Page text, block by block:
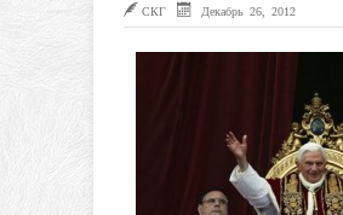
СКГ Декабрь 26, 2012